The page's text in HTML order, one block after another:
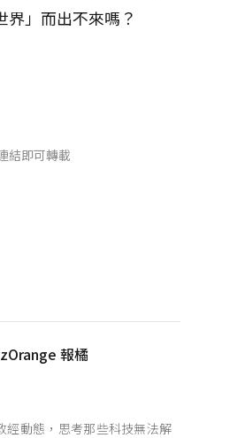
界」而出不來嗎？
結即可轉載
報橘
經動態，思考那些科技無法解